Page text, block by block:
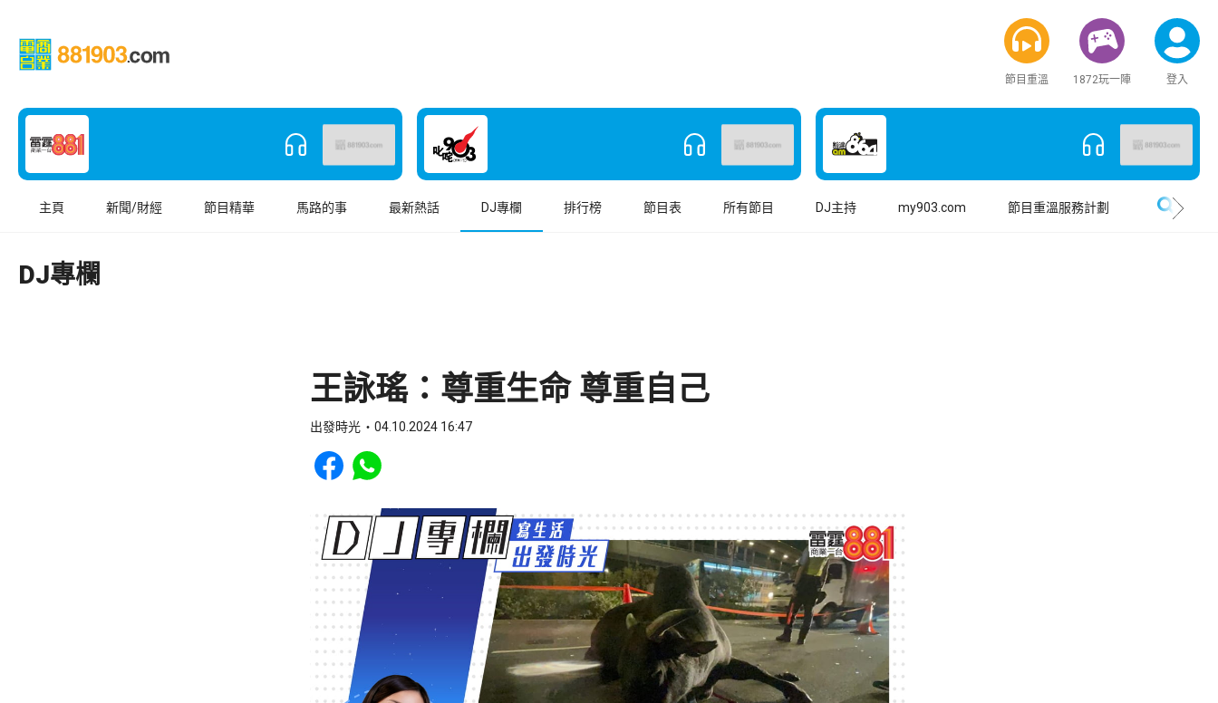
節目重溫 1872玩一陣 登入
主頁 新聞/財經 節目精華 馬路的事 最新熱話 DJ專欄 排行榜 節目表 所有節目 DJ主持 my903.com 節目重溫服務計劃
DJ專欄
王詠瑤：尊重生命 尊重自己
出發時光 04.10.2024 16:47
Share to Facebook
Share to WhatsApp